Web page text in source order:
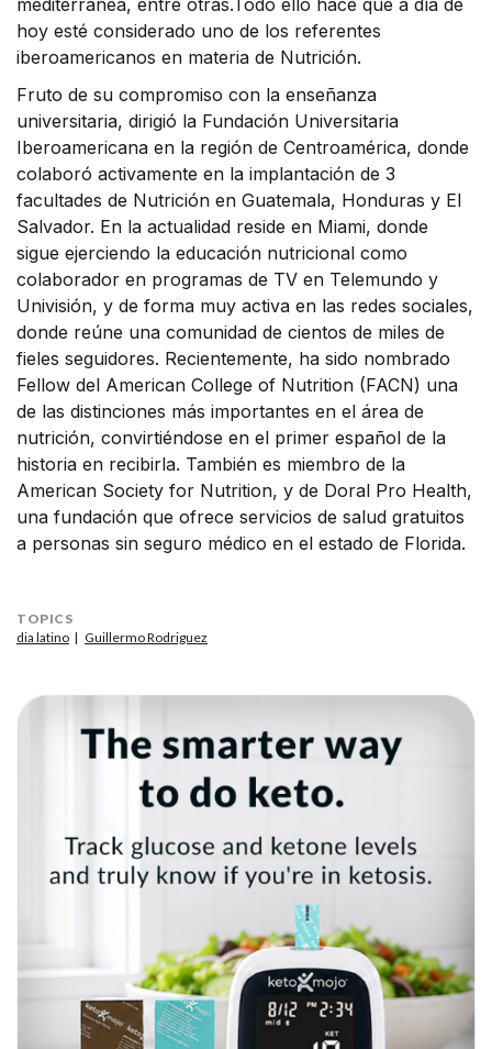
mediterránea, entre otras.Todo ello hace que a día de
hoy esté considerado uno de los referentes
iberoamericanos en materia de Nutrición.
Fruto de su compromiso con la enseñanza
universitaria, dirigió la Fundación Universitaria
Iberoamericana en la región de Centroamérica, donde
colaboró activamente en la implantación de 3
facultades de Nutrición en Guatemala, Honduras y El
Salvador. En la actualidad reside en Miami, donde
sigue ejerciendo la educación nutricional como
colaborador en programas de TV en Telemundo y
Univisión, y de forma muy activa en las redes sociales,
donde reúne una comunidad de cientos de miles de
fieles seguidores. Recientemente, ha sido nombrado
Fellow del American College of Nutrition (FACN) una
de las distinciones más importantes en el área de
nutrición, convirtiéndose en el primer español de la
historia en recibirla. También es miembro de la
American Society for Nutrition, y de Doral Pro Health,
una fundación que ofrece servicios de salud gratuitos
a personas sin seguro médico en el estado de Florida.
TOPICS
dia latino
Guillermo Rodriguez